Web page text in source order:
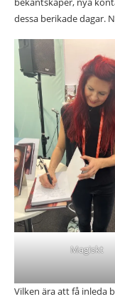
dessa berikade dagar.
Magiskt
Vilken ära att få inleda